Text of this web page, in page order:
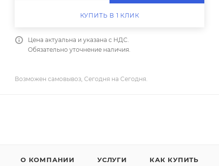
КУПИТЬ В 1 КЛИК
Цена актуальна и указана с НДС.
Обязательно уточнение наличия.
Возможен самовывоз, Сегодня на Сегодня.
О КОМПАНИИ УСЛУГИ КАК КУПИТЬ